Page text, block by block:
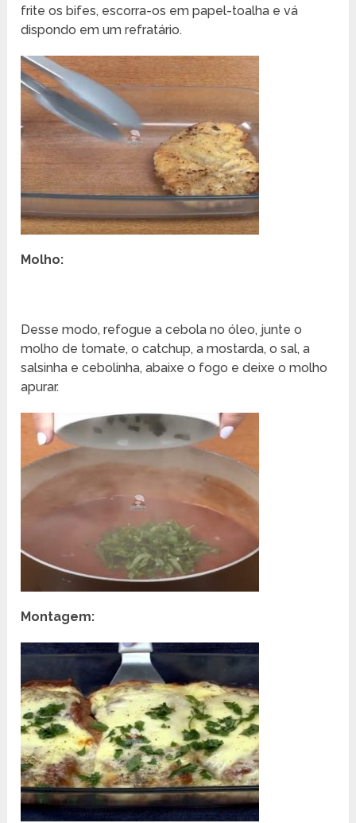
frite os bifes, escorra-os em papel-toalha e vá
dispondo em um refratário.
Molho:
Desse modo, refogue a cebola no óleo, junte o
molho de tomate, o catchup, a mostarda, o sal, a
salsinha e cebolinha, abaixe o fogo e deixe o molho
apurar.
Montagem: